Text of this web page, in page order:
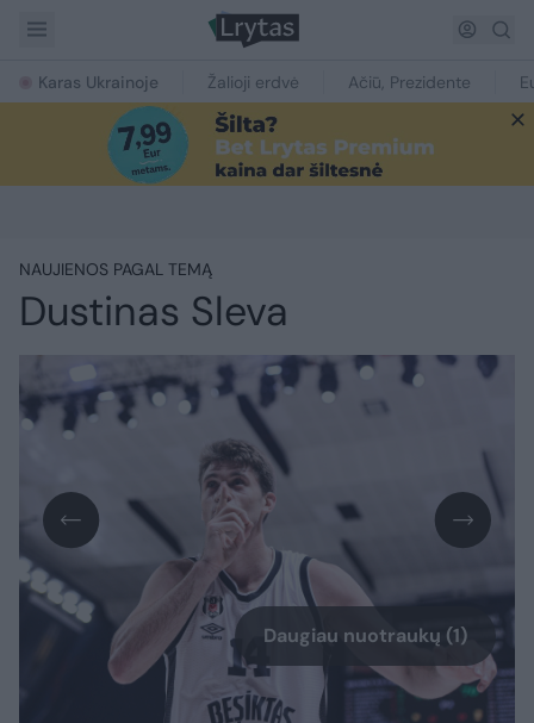
Karas Ukrainoje Žalioji erdvė Ačiū, Prezidente
NAUJIENOS PAGAL TEMĄ
Dustinas Sleva
Daugiau nuotraukų (1)